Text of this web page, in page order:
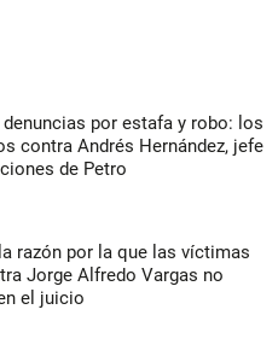
denuncias por estafa y robo: los
contra Andrés Hernández, jefe
de Petro
razón por la que las víctimas
Jorge Alfredo Vargas no
el juicio